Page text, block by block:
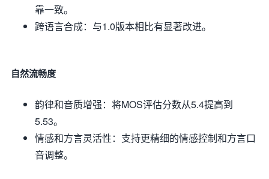
靠一致。
跨语言合成：与1.0版本相比有显著改进。
自然流畅度
韵律和音质增强：将MOS评估分数从5.4提高到
5.53。
情感和方言灵活性：支持更精细的情感控制和方言口
音调整。